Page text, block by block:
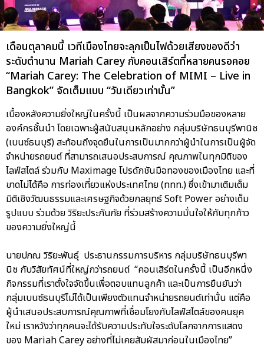
เดือนตุลาคมนี้ เวทีเมืองไทยจะลุกเป็นไฟด้วยเสียงของดีว่า
ระดับตำนาน Mariah Carey กับคอนเสิร์ตที่หลายคนรอคอย
“Mariah Carey: The Celebration of MIMI – Live in
Bangkok” จัดเต็มแบบ “วันเดียวเท่านั้น”
เบื้องหลังความยิ่งใหญ่ในครั้งนี้ เป็นผลจากความร่วมมือของหลาย
องค์กรชั้นนำ โดยเฉพาะผู้สนับสนุนหลักอย่าง กลุ่มบริษัทธนบุรีพานิช
(เบนซ์ธนบุรี) สะท้อนถึงจุดยืนในการเป็นมากกว่าผู้นำในการเป็นผู้จัด
จำหน่ายรถยนต์ ที่สามารถเสนอประสบการณ์ คุณภาพในทุกมิติของ
ไลฟ์สไตล์ ร่วมกับ Maximage โปรดักชันมือทองของเมืองไทย และที่
ขาดไม่ได้คือ การท่องเที่ยวแห่งประเทศไทย (ททท.) ซึ่งเข้ามาเติมเต็ม
มิติเชิงวัฒนธรรมและเศรษฐกิจด้วยกลยุทธ์ Soft Power อย่างเต็ม
รูปแบบ ร่วมด้วย วิริยะประกันภัย ที่ร่วมสร้างความมั่นใจให้กับทุกก้าว
ของความยิ่งใหญ่นี้
นายปภณ วิริยะพันธุ์ ประธานกรรมการบริหาร กลุ่มบริษัทธนบุรีพา
นิช กับวิสัยทัศน์ที่ใหญ่กว่ารถยนต์ “คอนเสิร์ตในครั้งนี้ เป็นอีกหนึ่ง
กิจกรรมที่เราตั้งใจจัดขึ้นเพื่อตอบแทนลูกค้า และเป็นการยืนยันว่า
กลุ่มเบนซ์ธนบุรีไม่ได้เป็นเพียงตัวแทนจำหน่ายรถยนต์เท่านั้น แต่คือ
ผู้นำเสนอประสบการณ์คุณภาพที่เชื่อมโยงกับไลฟ์สไตล์ของคนยุค
ใหม่ เราหวังว่าทุกคนจะได้รับความประทับใจระดับโลกจากการแสดง
ของ Mariah Carey อย่างที่ไม่เคยสัมผัสมาก่อนในเมืองไทย”